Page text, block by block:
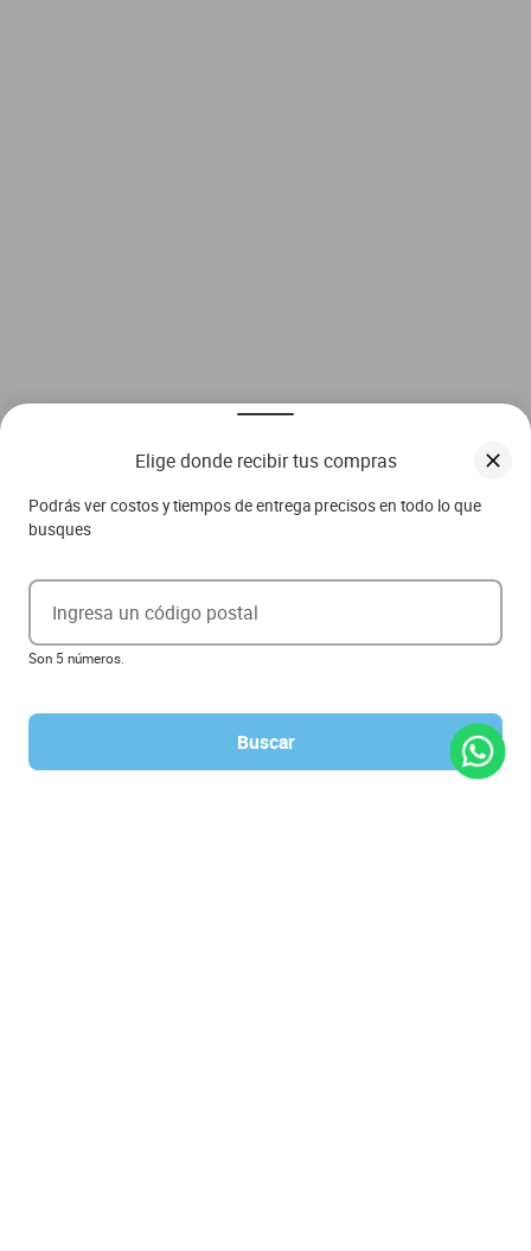
Elige donde recibir tus compras
Podrás ver costos y tiempos de entrega precisos en todo lo que
busques
Ingresa un código postal
Son 5 números.
Buscar